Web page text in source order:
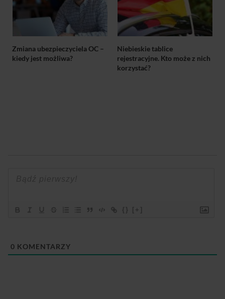
Zmiana ubezpieczyciela OC –
kiedy jest możliwa?
Niebieskie tablice
rejestracyjne. Kto może z nich
korzystać?
{} [+]
0 KOMENTARZY